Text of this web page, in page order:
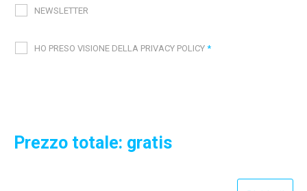
NEWSLETTER
HO PRESO VISIONE DELLA PRIVACY POLICY *
Prezzo totale: gratis